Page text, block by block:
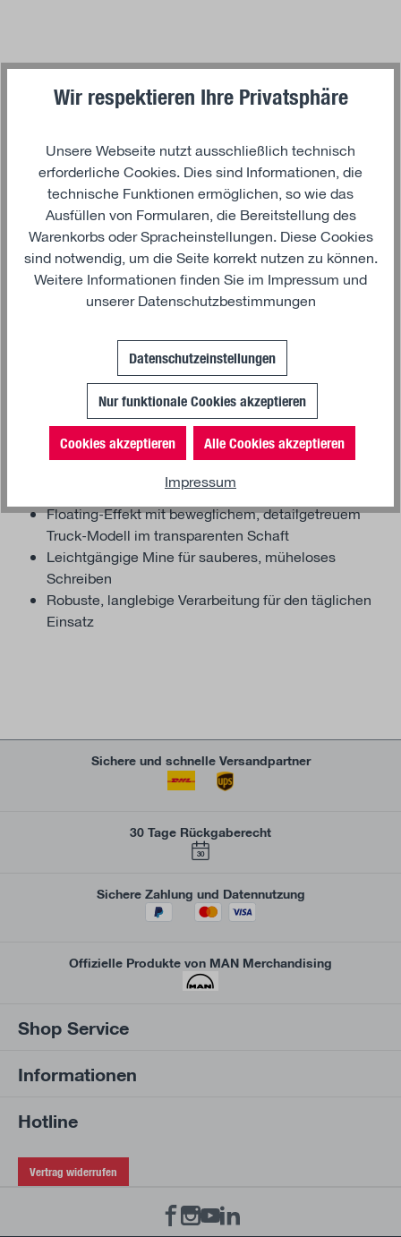
Beschreibung
Bewegung, Technik und Design in einem Schreibgerät
vereint: Dieser Floating Pen mit detailgetreuem Truck-
Modell ist weit mehr als ein gewöhnlicher
Kugelschreiber. Im transparenten oberen Teil des
Schafts schwebt ein präzise gearbeitetes Modell des
legendären MAN TGX – scheinbar schwerelos und
immer in Bewegung. Mit jeder Handbewegung kommt
der kraftvolle Lkw ins Rollen und sorgt für einen
faszinierenden Effekt, der sofort ins Auge fällt.
Doch nicht nur optisch hat dieser Druckkugelschreiber
einiges zu bieten. Auch im täglichen Gebrauch zeigt er
seine Qualität: ein angenehmes Schreibgefühl, eine
leichtgängige Mine und eine robuste Verarbeitung
machen ihn zu einem zuverlässigen Begleiter im Alltag.
Produkt-Highlights:
Floating-Effekt mit beweglichem, detailgetreuem
Truck-Modell im transparenten Schaft
Leichtgängige Mine für sauberes, müheloses
Schreiben
Robuste, langlebige Verarbeitung für den täglichen
Einsatz
Sichere und schnelle Versandpartner
30 Tage Rückgaberecht
30
Sichere Zahlung und Datennutzung
Offizielle Produkte von MAN Merchandising
Hotline
Vertrag widerrufen
Shop Service
Informationen
Wir respektieren Ihre Privatsphäre
Unsere Webseite nutzt ausschließlich technisch
erforderliche Cookies. Dies sind Informationen, die
technische Funktionen ermöglichen, so wie das
Ausfüllen von Formularen, die Bereitstellung des
Warenkorbs oder Spracheinstellungen. Diese Cookies
sind notwendig, um die Seite korrekt nutzen zu können.
Weitere Informationen finden Sie im Impressum und
unsererDatenschutzbestimmungen
Datenschutzeinstellungen
Nur funktionale Cookies akzeptieren
Cookies akzeptieren Alle Cookies akzeptieren
Impressum